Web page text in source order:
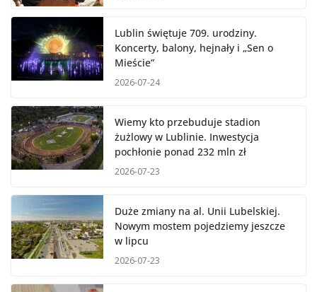
Lublin świętuje 709. urodziny.
Koncerty, balony, hejnały i „Sen o
Mieście”
2026-07-24
Wiemy kto przebuduje stadion
żużlowy w Lublinie. Inwestycja
pochłonie ponad 232 mln zł
2026-07-23
Duże zmiany na al. Unii Lubelskiej.
Nowym mostem pojedziemy jeszcze
w lipcu
2026-07-23